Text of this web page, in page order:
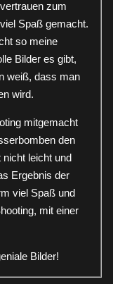
zum
Spaß gemacht.
so meine
Bilder es gibt,
weiß, dass man
wird.
mitgemacht
den
leicht und
Ergebnis der
viel Spaß und
mit einer
Bilder!